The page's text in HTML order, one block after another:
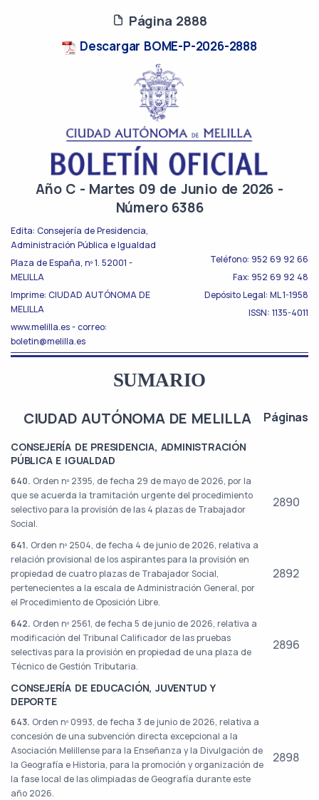
Página 2888
Descargar BOME-P-2026-2888
Año C - Martes 09 de Junio de 2026 -
Número 6386
Edita: Consejería de Presidencia,
Administración Pública e Igualdad
Plaza de España, nº 1. 52001 -
MELILLA
Imprime: CIUDAD AUTÓNOMA DE
MELILLA
www.melilla.es - correo:
boletin@melilla.es
Teléfono: 952 69 92 66
Fax: 952 69 92 48
Depósito Legal: ML 1-1958
ISSN: 1135-4011
SUMARIO
CIUDAD AUTÓNOMA DE MELILLA Páginas
CONSEJERÍA DE PRESIDENCIA, ADMINISTRACIÓN
PÚBLICA E IGUALDAD
640. Orden nº 2395, de fecha 29 de mayo de 2026, por la
que se acuerda la tramitación urgente del procedimiento
selectivo para la provisión de las 4 plazas de Trabajador
Social.
2890
641. Orden nº 2504, de fecha 4 de junio de 2026, relativa a
relación provisional de los aspirantes para la provisión en
propiedad de cuatro plazas de Trabajador Social,
pertenecientes a la escala de Administración General, por
el Procedimiento de Oposición Libre.
2892
642. Orden nº 2561, de fecha 5 de junio de 2026, relativa a
modificación del Tribunal Calificador de las pruebas
selectivas para la provisión en propiedad de una plaza de
Técnico de Gestión Tributaria.
2896
CONSEJERÍA DE EDUCACIÓN, JUVENTUD Y
DEPORTE
643. Orden nº 0993, de fecha 3 de junio de 2026, relativa a
concesión de una subvención directa excepcional a la
Asociación Melillense para la Enseñanza y la Divulgación de
la Geografía e Historia, para la promoción y organización de
la fase local de las olimpiadas de Geografía durante este
año 2026.
2898